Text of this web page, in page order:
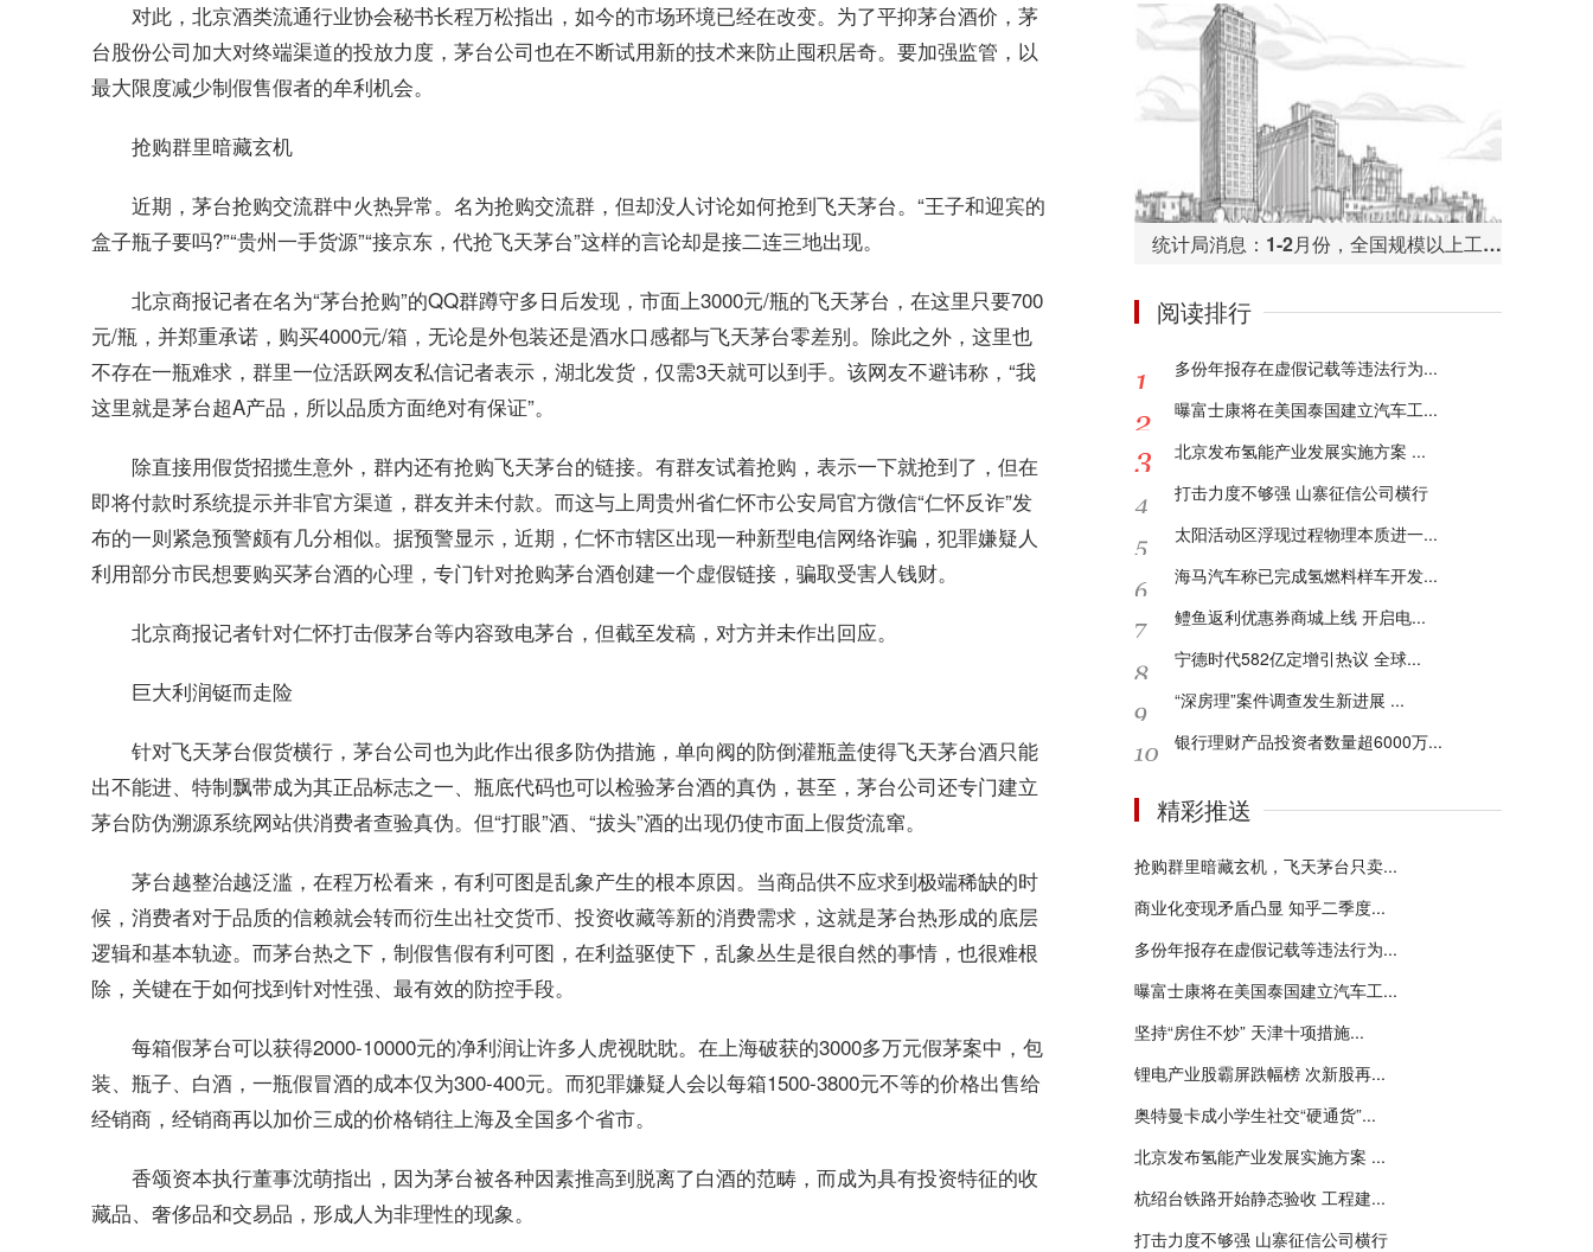
对此，北京酒类流通行业协会秘书长程万松指出，如今的市场环境已经在改变。为了平抑茅台酒价，茅
台股份公司加大对终端渠道的投放力度，茅台公司也在不断试用新的技术来防止囤积居奇。要加强监管，以
最大限度减少制假售假者的牟利机会。
抢购群里暗藏玄机
近期，茅台抢购交流群中火热异常。名为抢购交流群，但却没人讨论如何抢到飞天茅台。“王子和迎宾的
盒子瓶子要吗?”“贵州一手货源”“接京东，代抢飞天茅台”这样的言论却是接二连三地出现。
北京商报记者在名为“茅台抢购”的QQ群蹲守多日后发现，市面上3000元/瓶的飞天茅台，在这里只要700
元/瓶，并郑重承诺，购买4000元/箱，无论是外包装还是酒水口感都与飞天茅台零差别。除此之外，这里也
不存在一瓶难求，群里一位活跃网友私信记者表示，湖北发货，仅需3天就可以到手。该网友不避讳称，“我
这里就是茅台超A产品，所以品质方面绝对有保证”。
除直接用假货招揽生意外，群内还有抢购飞天茅台的链接。有群友试着抢购，表示一下就抢到了，但在
即将付款时系统提示并非官方渠道，群友并未付款。而这与上周贵州省仁怀市公安局官方微信“仁怀反诈”发
布的一则紧急预警颇有几分相似。据预警显示，近期，仁怀市辖区出现一种新型电信网络诈骗，犯罪嫌疑人
利用部分市民想要购买茅台酒的心理，专门针对抢购茅台酒创建一个虚假链接，骗取受害人钱财。
北京商报记者针对仁怀打击假茅台等内容致电茅台，但截至发稿，对方并未作出回应。
巨大利润铤而走险
针对飞天茅台假货横行，茅台公司也为此作出很多防伪措施，单向阀的防倒灌瓶盖使得飞天茅台酒只能
出不能进、特制飘带成为其正品标志之一、瓶底代码也可以检验茅台酒的真伪，甚至，茅台公司还专门建立
茅台防伪溯源系统网站供消费者查验真伪。但“打眼”酒、“拔头”酒的出现仍使市面上假货流窜。
茅台越整治越泛滥，在程万松看来，有利可图是乱象产生的根本原因。当商品供不应求到极端稀缺的时
候，消费者对于品质的信赖就会转而衍生出社交货币、投资收藏等新的消费需求，这就是茅台热形成的底层
逻辑和基本轨迹。而茅台热之下，制假售假有利可图，在利益驱使下，乱象丛生是很自然的事情，也很难根
除，关键在于如何找到针对性强、最有效的防控手段。
每箱假茅台可以获得2000-10000元的净利润让许多人虎视眈眈。在上海破获的3000多万元假茅案中，包
装、瓶子、白酒，一瓶假冒酒的成本仅为300-400元。而犯罪嫌疑人会以每箱1500-3800元不等的价格出售给
经销商，经销商再以加价三成的价格销往上海及全国多个省市。
香颂资本执行董事沈萌指出，因为茅台被各种因素推高到脱离了白酒的范畴，而成为具有投资特征的收
藏品、奢侈品和交易品，形成人为非理性的现象。
统计局消息：1-2月份，全国规模以上工业企业利润总额同比下降38.3%
阅读排行
多份年报存在虚假记载等违法行为...
曝富士康将在美国泰国建立汽车工...
北京发布氢能产业发展实施方案 ...
打击力度不够强 山寨征信公司横行
太阳活动区浮现过程物理本质进一...
海马汽车称已完成氢燃料样车开发...
鳢鱼返利优惠券商城上线 开启电...
宁德时代582亿定增引热议 全球...
“深房理”案件调查发生新进展 ...
银行理财产品投资者数量超6000万...
精彩推送
抢购群里暗藏玄机，飞天茅台只卖...
商业化变现矛盾凸显 知乎二季度...
多份年报存在虚假记载等违法行为...
曝富士康将在美国泰国建立汽车工...
坚持“房住不炒” 天津十项措施...
锂电产业股霸屏跌幅榜 次新股再...
奥特曼卡成小学生社交“硬通货”...
北京发布氢能产业发展实施方案 ...
杭绍台铁路开始静态验收 工程建...
打击力度不够强 山寨征信公司横行